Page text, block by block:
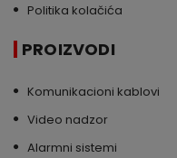
Politika kolačića
PROIZVODI
Komunikacioni kablovi
Video nadzor
Alarmni sistemi